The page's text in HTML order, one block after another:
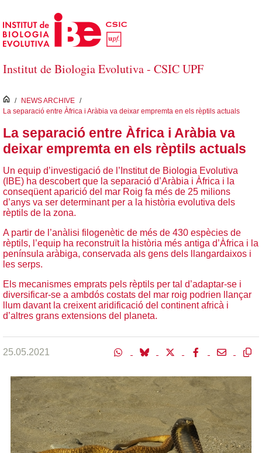
Salta al contingut principal
Institut de Biologia Evolutiva - CSIC UPF
inici
/ NEWS ARCHIVE /
La separació entre Àfrica i Aràbia va deixar empremta en els rèptils actuals
La separació entre Àfrica i Aràbia va
deixar empremta en els rèptils actuals
Un equip d’investigació de l’Institut de Biologia Evolutiva
(IBE) ha descobert que la separació d’Aràbia i Àfrica i la
conseqüent aparició del mar Roig fa més de 25 milions
d’anys va ser determinant per a la història evolutiva dels
rèptils de la zona.
A partir de l’anàlisi filogenètic de més de 430 espècies de
rèptils, l’equip ha reconstruït la història més antiga d’Àfrica i la
península aràbiga, conservada als gens dels llangardaixos i
les serps.
Els mecanismes emprats pels rèptils per tal d’adaptar-se i
diversificar-se a ambdós costats del mar roig podrien llançar
llum davant la creixent aridificació del continent africà i
d’altres grans extensions del planeta.
25.05.2021